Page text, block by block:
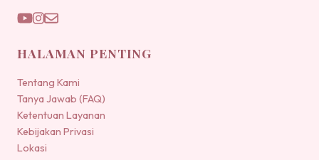
HALAMAN PENTING
Tentang Kami
Tanya Jawab (FAQ)
Ketentuan Layanan
Kebijakan Privasi
Lokasi